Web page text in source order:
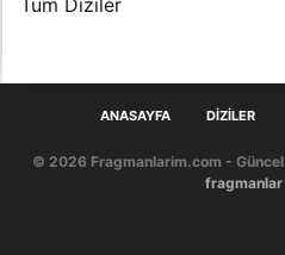
Tüm Diziler
ANASAYFA DIZILER
© 2026 Fragmanlarim.com - Güncel
fragmanlar